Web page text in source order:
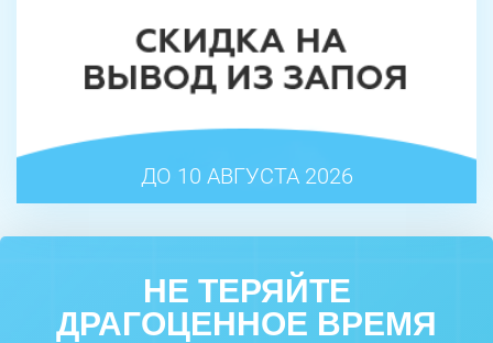
ДО 10 АВГУСТА 2026
НЕ ТЕРЯЙТЕ
ДРАГОЦЕННОЕ ВРЕМЯ